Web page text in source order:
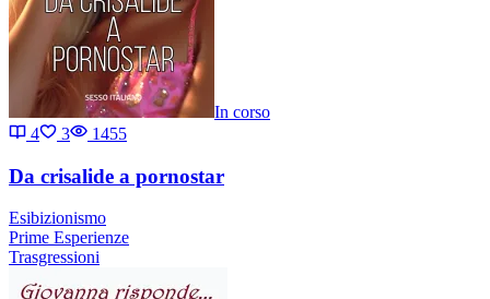
In corso
4
3 1455
Da crisalide a pornostar
Esibizionismo
Prime Esperienze
Trasgressioni